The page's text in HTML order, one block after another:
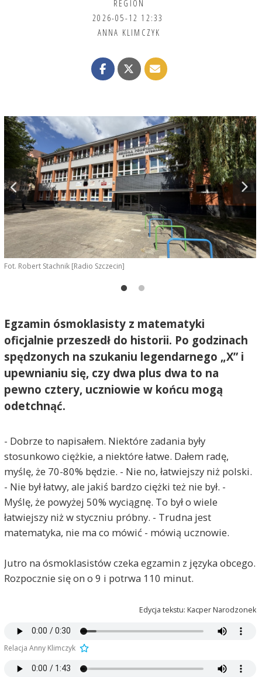
REGION
2026-05-12 12:33
ANNA KLIMCZYK
Fot. Robert Stachnik [Radio Szczecin]
Egzamin ósmoklasisty z matematyki
oficjalnie przeszedł do historii. Po godzinach
spędzonych na szukaniu legendarnego „X” i
upewnianiu się, czy dwa plus dwa to na
pewno cztery, uczniowie w końcu mogą
odetchnąć.
- Dobrze to napisałem. Niektóre zadania były
stosunkowo ciężkie, a niektóre łatwe. Dałem radę,
myślę, że 70-80% będzie. - Nie no, łatwiejszy niż polski.
- Nie był łatwy, ale jakiś bardzo ciężki też nie był. -
Myślę, że powyżej 50% wyciągnę. To był o wiele
łatwiejszy niż w styczniu próbny. - Trudna jest
matematyka, nie ma co mówić - mówią ucznowie.
Jutro na ósmoklasistów czeka egzamin z języka obcego.
Rozpocznie się on o 9 i potrwa 110 minut.
Edycja tekstu: Kacper Narodzonek
Relacja Anny Klimczyk